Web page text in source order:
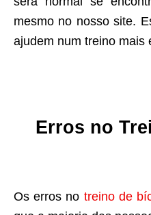
mesmo no nosso site.
ajudem num treino mais
Erros no
Os erros no treino de